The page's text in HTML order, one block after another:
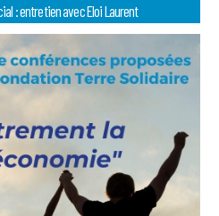
: entretien avec Eloi Laurent